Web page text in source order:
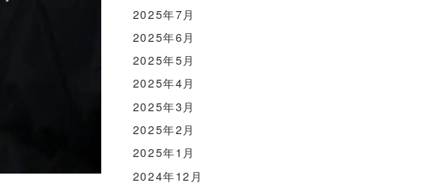
2025年7月
2025年6月
2025年5月
2025年4月
2025年3月
2025年2月
2025年1月
2024年12月